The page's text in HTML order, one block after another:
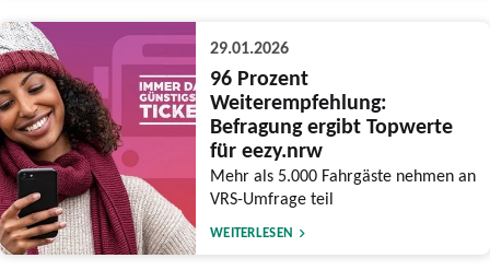
29.01.2026
96 Prozent
Weiterempfehlung:
Befragung ergibt Topwerte
für eezy.nrw
Mehr als 5.000 Fahrgäste nehmen an
VRS-Umfrage teil
WEITERLESEN